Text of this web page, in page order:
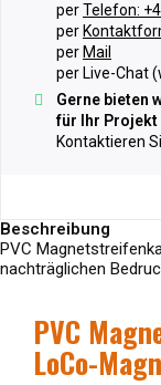
perTelefon:
per
per Mail
per Live-Chat
Gerne bieten
für Ihr Projekt
Kontaktieren
Beschreibung
PVC
nachträglichen
PVC
LoCo-